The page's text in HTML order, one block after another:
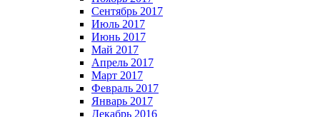
Сентябрь 2017
Июль 2017
Июнь 2017
Май 2017
Апрель 2017
Март 2017
Февраль 2017
Январь 2017
Декабрь 2016